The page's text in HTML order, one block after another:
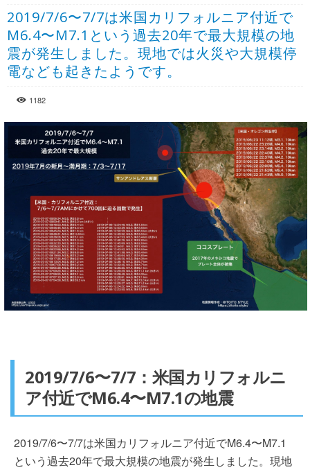
2019/7/6〜7/7は米国カリフォルニア付近で
M6.4〜M7.1という過去20年で最大規模の地
震が発生しました。現地では火災や大規模停
電なども起きたようです。
1182
2019/7/6〜7/7：米国カリフォルニ
ア付近でM6.4〜M7.1の地震
2019/7/6〜7/7は米国カリフォルニア付近でM6.4〜M7.1
という過去20年で最大規模の地震が発生しました。現地